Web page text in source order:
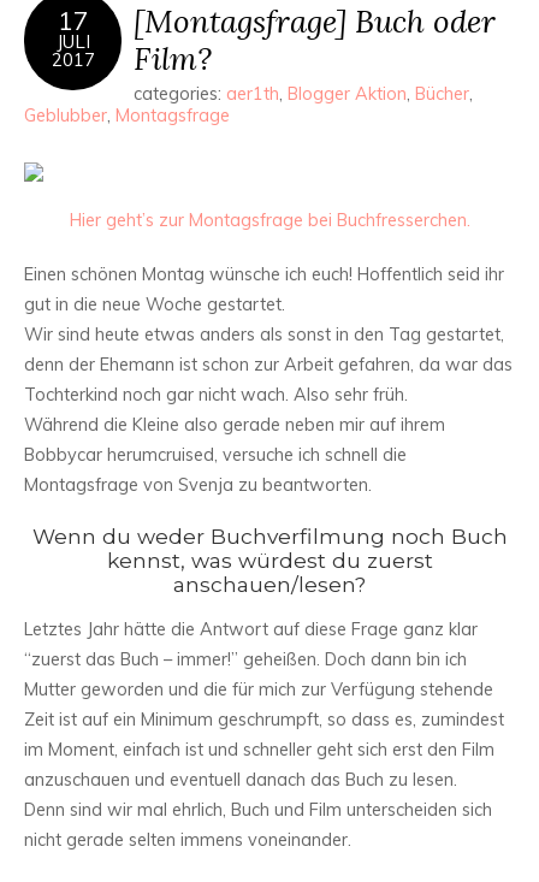
17
JULI
2017
[Montagsfrage] Buch oder
Film?
categories: aer1th, Blogger Aktion, Bücher,
Geblubber, Montagsfrage
Hier geht’s zur Montagsfrage bei Buchfresserchen.
Einen schönen Montag wünsche ich euch! Hoffentlich seid ihr
gut in die neue Woche gestartet.
Wir sind heute etwas anders als sonst in den Tag gestartet,
denn der Ehemann ist schon zur Arbeit gefahren, da war das
Tochterkind noch gar nicht wach. Also sehr früh.
Während die Kleine also gerade neben mir auf ihrem
Bobbycar herumcruised, versuche ich schnell die
Montagsfrage von Svenja zu beantworten.
Wenn du weder Buchverfilmung noch Buch
kennst, was würdest du zuerst
anschauen/lesen?
Letztes Jahr hätte die Antwort auf diese Frage ganz klar
“zuerst das Buch – immer!” geheißen. Doch dann bin ich
Mutter geworden und die für mich zur Verfügung stehende
Zeit ist auf ein Minimum geschrumpft, so dass es, zumindest
im Moment, einfach ist und schneller geht sich erst den Film
anzuschauen und eventuell danach das Buch zu lesen.
Denn sind wir mal ehrlich, Buch und Film unterscheiden sich
nicht gerade selten immens voneinander.